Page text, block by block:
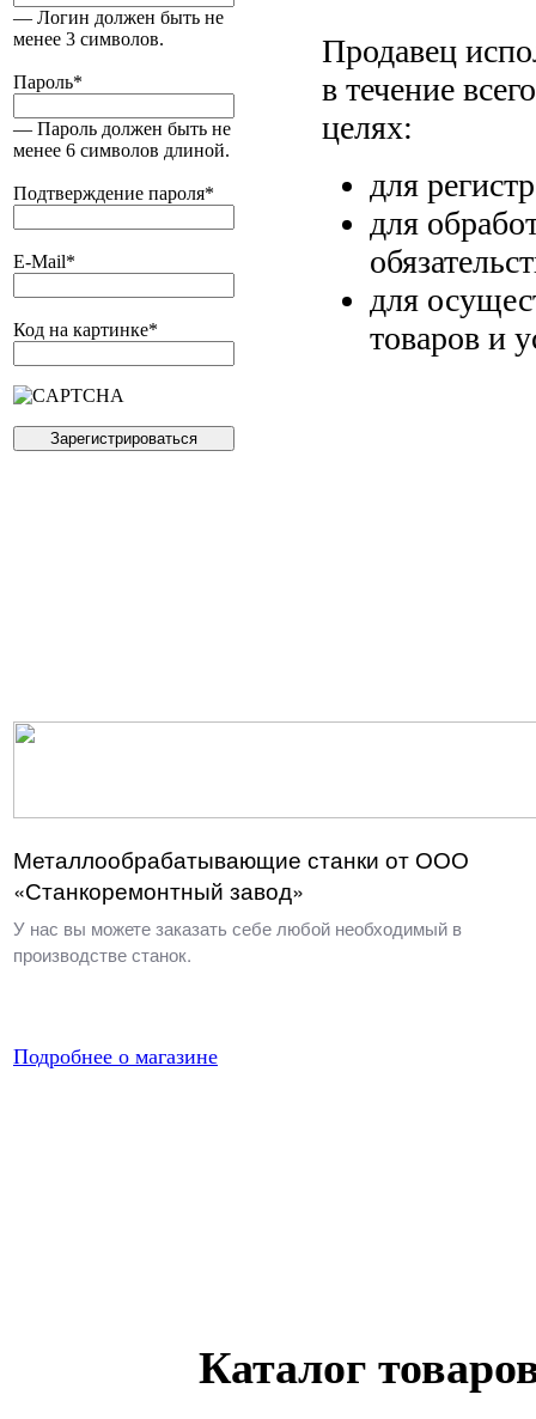
— Логин должен быть не
менее 3 символов.
Пароль*
— Пароль должен быть не
менее 6 символов длиной.
Подтверждение пароля*
E-Mail*
Код на картинке*
Продавец
в течение
целях:
для
для
для
товаров и
Металлообрабатывающие станки от ООО
«Станкоремонтный завод»
У нас вы можете заказать себе любой необходимый в
производстве станок.
Подробнее о магазине
Каталог